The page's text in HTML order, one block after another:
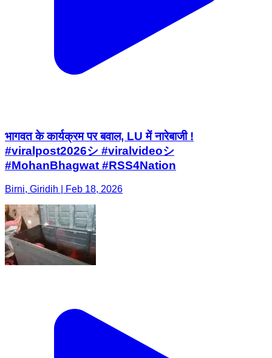
भागवत के कार्यक्रम पर बवाल, LU में नारेबाजी !
#viralpost2026シ #viralvideoシ
#MohanBhagwat #RSS4Nation
Birni, Giridih | Feb 18, 2026